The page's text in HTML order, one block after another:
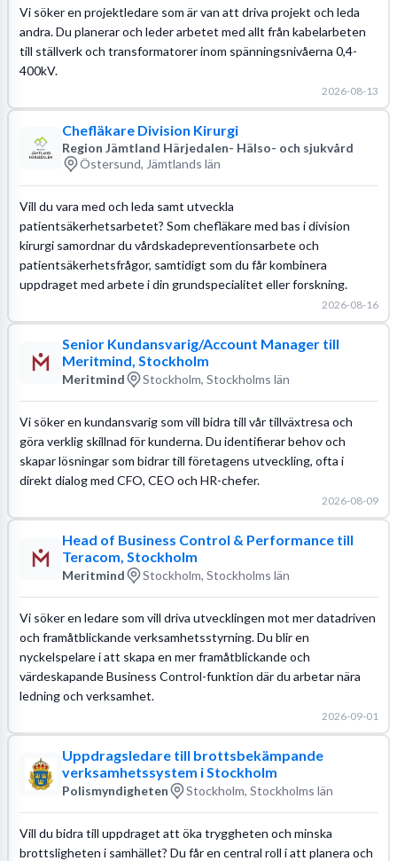
Vi söker en projektledare som är van att driva projekt och leda
andra. Du planerar och leder arbetet med allt från kabelarbeten
till ställverk och transformatorer inom spänningsnivåerna 0,4-
400kV.
2026-08-13
Chefläkare Division Kirurgi
Region Jämtland Härjedalen- Hälso- och sjukvård
Östersund, Jämtlands län
Vill du vara med och leda samt utveckla
patientsäkerhetsarbetet? Som chefläkare med bas i division
kirurgi samordnar du vårdskadepreventionsarbete och
patientsäkerhetsfrågor, samtidigt som du får kombinera
uppdraget med arbete i din grundspecialitet eller forskning.
2026-08-16
Senior Kundansvarig/Account Manager till
Meritmind, Stockholm
Meritmind Stockholm, Stockholms län
Vi söker en kundansvarig som vill bidra till vår tillväxtresa och
göra verklig skillnad för kunderna. Du identifierar behov och
skapar lösningar som bidrar till företagens utveckling, ofta i
direkt dialog med CFO, CEO och HR-chefer.
2026-08-09
Head of Business Control & Performance till
Teracom, Stockholm
Meritmind Stockholm, Stockholms län
Vi söker en ledare som vill driva utvecklingen mot mer datadriven
och framåtblickande verksamhetsstyrning. Du blir en
nyckelspelare i att skapa en mer framåtblickande och
värdeskapande Business Control-funktion där du arbetar nära
ledning och verksamhet.
2026-09-01
Uppdragsledare till brottsbekämpande
verksamhetssystem i Stockholm
Polismyndigheten Stockholm, Stockholms län
Vill du bidra till uppdraget att öka tryggheten och minska
brottsligheten i samhället? Du får en central roll i att planera och